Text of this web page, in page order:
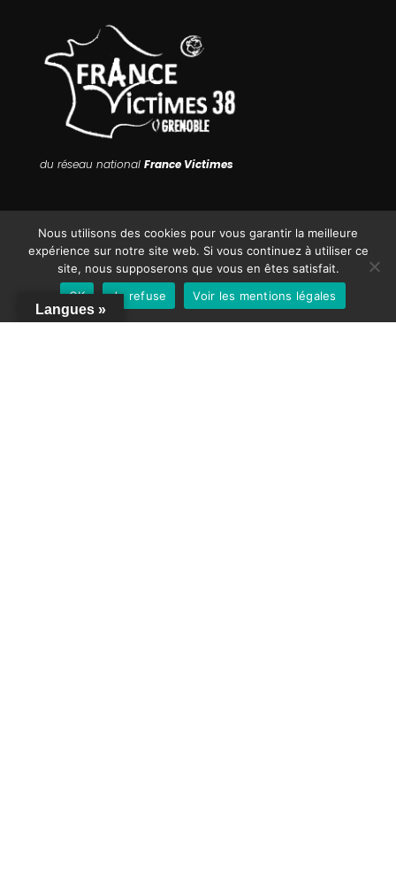
du réseau national France Victimes
26 Rue Colonel Dumont,
38000 Grenoble
Langues »
Nous utilisons des cookies pour vous garantir la meilleure
expérience sur notre site web. Si vous continuez à utiliser ce
site, nous supposerons que vous en êtes satisfait.
OK
Je refuse Voir les mentions légales